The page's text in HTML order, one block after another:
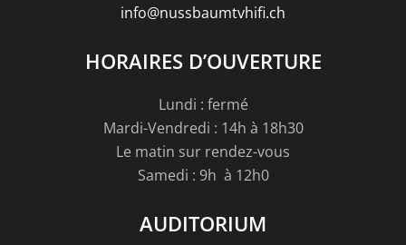
info@nussbaumtvhifi.ch
HORAIRES D’OUVERTURE
Lundi : fermé
Mardi-Vendredi : 14h à 18h30
Le matin sur rendez-vous
Samedi : 9h à 12h0
AUDITORIUM